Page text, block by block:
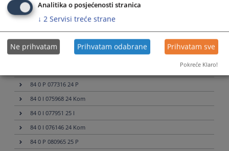
84 0 O 082224 26 O
84 0 I 072631 23 Kom
84 0 I 076259 24 Kom
84 0 P 077316 24 P
84 0 I 075968 24 Kom
84 0 I 077951 25 I
84 0 I 076146 24 Kom
84 0 P 080965 25 P
Analitika o posjećenosti stranica
↓ 2 Servisi treće strane
Ne prihvatam Prihvatam odabrane Prihvatam sve
Pokreće Klaro!